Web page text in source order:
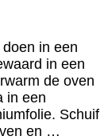
in een
in een
de oven
in een
Schuif
en …